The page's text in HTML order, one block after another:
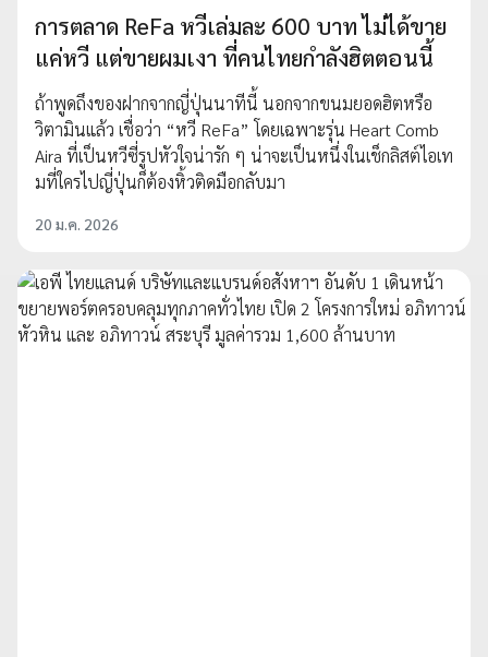
การตลาด ReFa หวีเล่มละ 600 บาท ไม่ได้ขาย
แค่หวี แต่ขายผมเงา ที่คนไทยกำลังฮิตตอนนี้
ถ้าพูดถึงของฝากจากญี่ปุ่นนาทีนี้ นอกจากขนมยอดฮิตหรือ
วิตามินแล้ว เชื่อว่า “หวี ReFa” โดยเฉพาะรุ่น Heart Comb
Aira ที่เป็นหวีซี่รูปหัวใจน่ารัก ๆ น่าจะเป็นหนึ่งในเช็กลิสต์ไอเท
มที่ใครไปญี่ปุ่นก็ต้องหิ้วติดมือกลับมา
20 ม.ค. 2026